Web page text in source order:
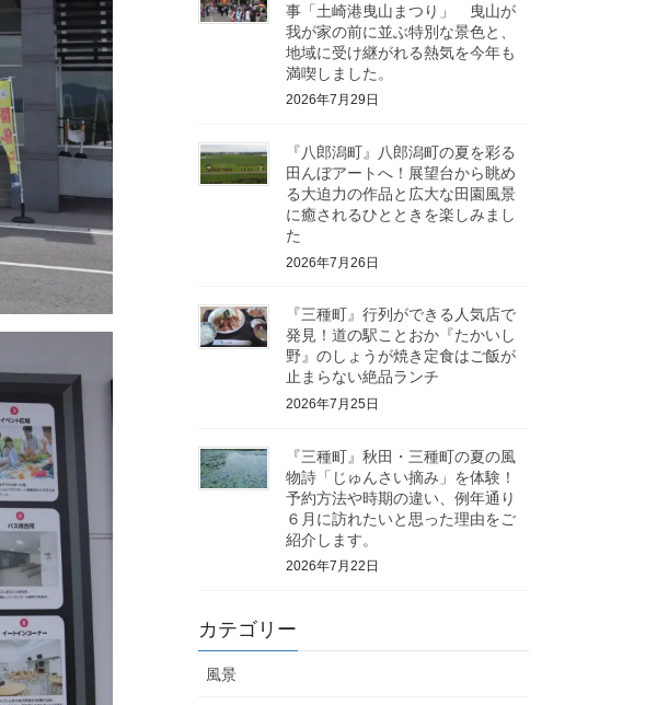
事「土崎港曳山まつり」 曳山が
我が家の前に並ぶ特別な景色と、
地域に受け継がれる熱気を今年も
満喫しました。
2026年7月29日
『八郎潟町』八郎潟町の夏を彩る
田んぼアートへ！展望台から眺め
る大迫力の作品と広大な田園風景
に癒されるひとときを楽しみまし
た
2026年7月26日
『三種町』行列ができる人気店で
発見！道の駅ことおか『たかいし
野』のしょうが焼き定食はご飯が
止まらない絶品ランチ
2026年7月25日
『三種町』秋田・三種町の夏の風
物詩「じゅんさい摘み」を体験！
予約方法や時期の違い、例年通り
６月に訪れたいと思った理由をご
紹介します。
2026年7月22日
カテゴリー
風景